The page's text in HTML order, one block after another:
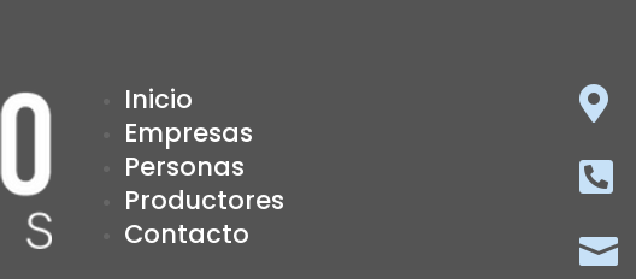
Inicio
Empresas
Personas
Productores
Contacto


